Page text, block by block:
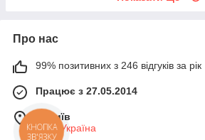
Про нас
99% позитивних з 246 відгуків за рік
Працює з 27.05.2014
м. Київ
Київ, Україна
КНОПКА
ЗВ'ЯЗКУ